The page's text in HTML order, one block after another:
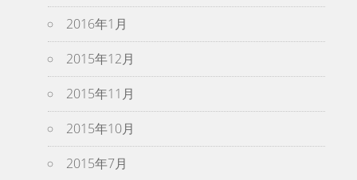
2016年1月
2015年12月
2015年11月
2015年10月
2015年7月